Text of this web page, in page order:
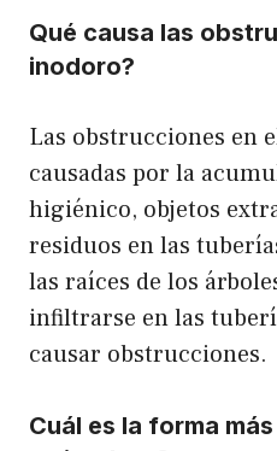
Qué causa las
inodoro?
Las obstrucciones en
causadas por la
higiénico, objetos
residuos en las
las raíces de los
infiltrarse en las
causar obstrucciones.
Cuál es la forma